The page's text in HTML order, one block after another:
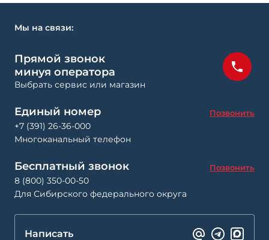
Мы на связи:
Прямой звонок
минуя оператора
Выбрать сервис или магазин
Единый номер Позвонить
+7 (391) 26-36-000
Многоканальный телефон
Бесплатный звонок Позвонить
8 (800) 350-00-50
Для Сибирского федерального округа
Написать